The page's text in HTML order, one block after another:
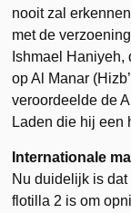
nooit zal
met de
Ishmael
op Al Manar
veroordeelde de
Laden die hij een
Internationale
Nu duidelijk is
flotilla 2 is om